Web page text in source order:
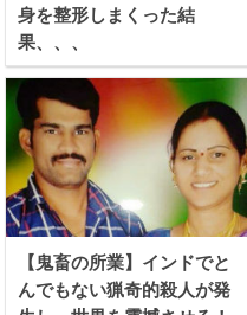
身を整形しまくった結
果、、、
【鬼畜の所業】インドでと
んでもない猟奇的殺人が発